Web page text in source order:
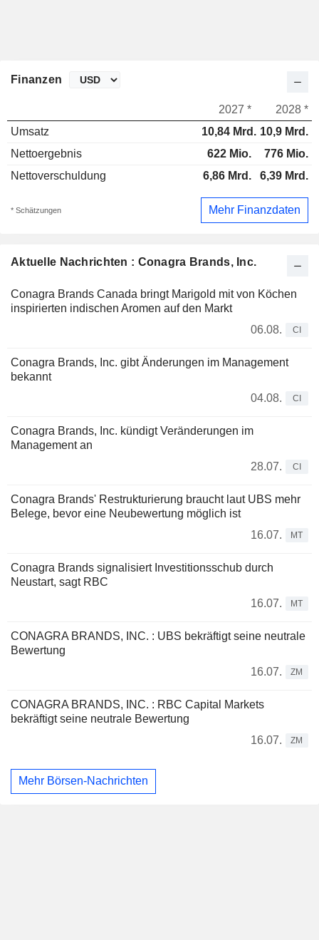
Aktuelle Nachrichten : Conagra Brands, Inc.
Conagra Brands Canada bringt Marigold mit von Köchen
inspirierten indischen Aromen auf den Markt
06.08.
CI
Conagra Brands, Inc. gibt Änderungen im Management
bekannt
04.08.
CI
Conagra Brands, Inc. kündigt Veränderungen im
Management an
28.07.
CI
Conagra Brands' Restrukturierung braucht laut UBS mehr
Belege, bevor eine Neubewertung möglich ist
16.07.
MT
Conagra Brands signalisiert Investitionsschub durch
Neustart, sagt RBC
16.07.
MT
CONAGRA BRANDS, INC. : UBS bekräftigt seine neutrale
Bewertung
16.07.
ZM
CONAGRA BRANDS, INC. : RBC Capital Markets
bekräftigt seine neutrale Bewertung
16.07.
ZM
Mehr Börsen-Nachrichten
Finanzen
2027 *
2028 *
Umsatz
10,84 Mrd. 10,9 Mrd.
Nettoergebnis
622 Mio.
776 Mio.
Nettoverschuldung
6,86 Mrd. 6,39 Mrd.
* Schätzungen Mehr Finanzdaten